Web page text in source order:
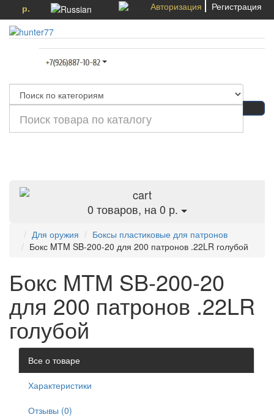
р. Авторизация Регистрация
0 товаров, на 0 р.
Для оружия
Боксы пластиковые для патронов
Бокс MTM SB-200-20 для 200 патронов .22LR голубой
Бокс MTM SB-200-20
для 200 патронов .22LR
голубой
Все о товаре
Характеристики
Отзывы (0)